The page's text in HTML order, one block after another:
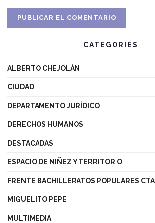
CATEGORIES
ALBERTO CHEJOLÁN
CIUDAD
DEPARTAMENTO JURÍDICO
DERECHOS HUMANOS
DESTACADAS
ESPACIO DE NIÑEZ Y TERRITORIO
FRENTE BACHILLERATOS POPULARES CTA
MIGUELITO PEPE
MULTIMEDIA